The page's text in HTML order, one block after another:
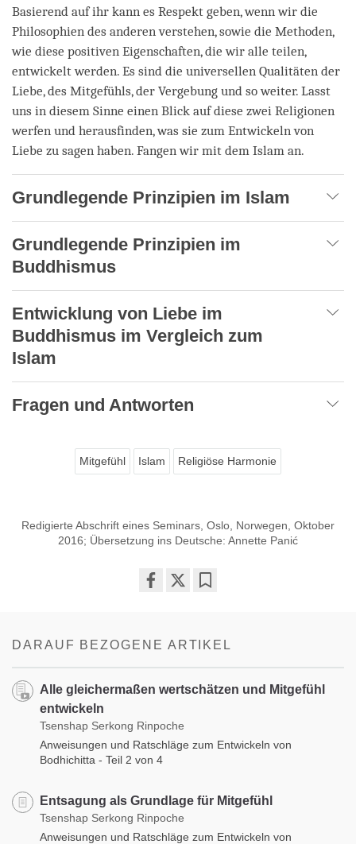
Basierend auf ihr kann es Respekt geben, wenn wir die
Philosophien des anderen verstehen, sowie die Methoden,
wie diese positiven Eigenschaften, die wir alle teilen,
entwickelt werden. Es sind die universellen Qualitäten der
Liebe, des Mitgefühls, der Vergebung und so weiter. Lasst
uns in diesem Sinne einen Blick auf diese zwei Religionen
werfen und herausfinden, was sie zum Entwickeln von
Liebe zu sagen haben. Fangen wir mit dem Islam an.
Grundlegende Prinzipien im Islam
Grundlegende Prinzipien im
Buddhismus
Entwicklung von Liebe im
Buddhismus im Vergleich zum
Islam
Fragen und Antworten
Mitgefühl Islam Religiöse Harmonie
Redigierte Abschrift eines Seminars, Oslo, Norwegen, Oktober
2016; Übersetzung ins Deutsche: Annette Panić
DARAUF BEZOGENE ARTIKEL
Alle gleichermaßen wertschätzen und Mitgefühl
entwickeln
Tsenshap Serkong Rinpoche
Anweisungen und Ratschläge zum Entwickeln von
Bodhichitta - Teil 2 von 4
Entsagung als Grundlage für Mitgefühl
Tsenshap Serkong Rinpoche
Anweisungen und Ratschläge zum Entwickeln von